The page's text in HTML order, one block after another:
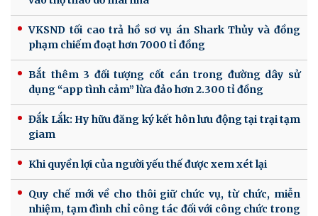
VKSND tối cao trả hồ sơ vụ án Shark Thủy và đồng
phạm chiếm đoạt hơn 7000 tỉ đồng
Bắt thêm 3 đối tượng cốt cán trong đường dây sử
dụng “app tình cảm” lừa đảo hơn 2.300 tỉ đồng
Đắk Lắk: Hy hữu đăng ký kết hôn lưu động tại trại tạm
giam
Khi quyền lợi của người yếu thế được xem xét lại
Quy chế mới về cho thôi giữ chức vụ, từ chức, miễn
nhiệm, tạm đình chỉ công tác đối với công chức trong